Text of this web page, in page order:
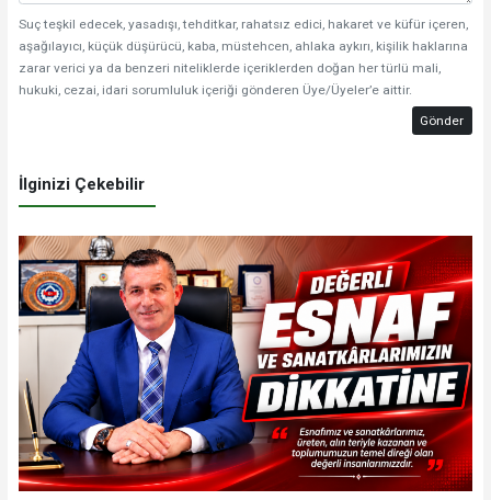
Suç teşkil edecek, yasadışı, tehditkar, rahatsız edici, hakaret ve küfür içeren,
aşağılayıcı, küçük düşürücü, kaba, müstehcen, ahlaka aykırı, kişilik haklarına
zarar verici ya da benzeri niteliklerde içeriklerden doğan her türlü mali,
hukuki, cezai, idari sorumluluk içeriği gönderen Üye/Üyeler’e aittir.
Gönder
İlginizi Çekebilir